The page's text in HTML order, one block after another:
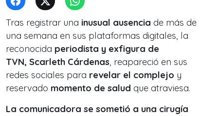
Tras registrar una inusual ausencia de más de
una semana en sus plataformas digitales, la
reconocida periodista y exfigura de
TVN, Scarleth Cárdenas, reapareció en sus
redes sociales para revelar el complejo y
reservado momento de salud que atraviesa.
La comunicadora se sometió a una cirugía